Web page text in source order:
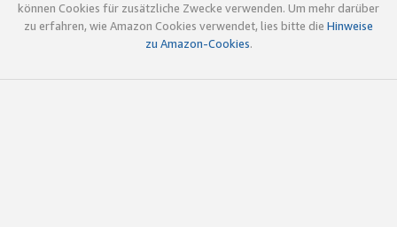
können Cookies für zusätzliche Zwecke verwenden. Um mehr darüber
zu erfahren, wie Amazon Cookies verwendet, lies bitte die Hinweise
zu Amazon-Cookies.